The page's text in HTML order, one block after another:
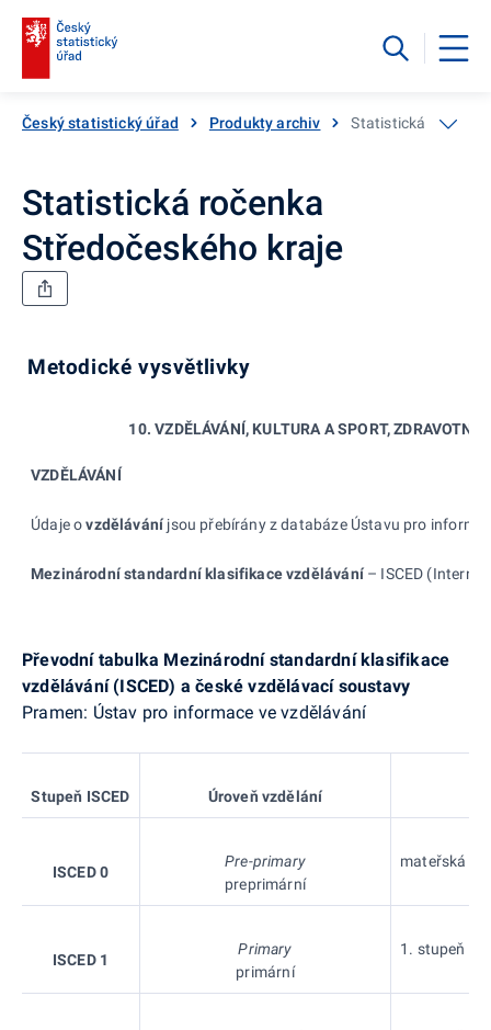
Český statistický úřad Produkty archiv Statistická ročenka
Statistická ročenka
Středočeského kraje
Metodické vysvětlivky
10. VZDĚLÁVÁNÍ, KULTURA A SPORT,
VZDĚLÁVÁNÍ
Údaje ovzdělávání jsou přebírány z databáze Ústavu pro
Mezinárodní standardní klasifikace vzdělávání– ISCED
Převodní tabulka Mezinárodní standardní klasifikace
vzdělávání (ISCED) a české vzdělávací soustavy
Pramen: Ústav pro informace ve vzdělávání
Stupeň ISCED Úroveň vzdělání
ISCED 0
Pre-primary
preprimární
mateřská
ISCED 1
Primary
primární
1. stupeň